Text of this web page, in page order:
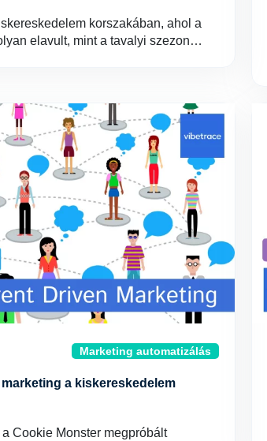
korszakában, ahol a
elavult, mint a tavalyi szezon…
Marketing automatizálás
a kiskereskedelem
Cookie Monster megpróbált